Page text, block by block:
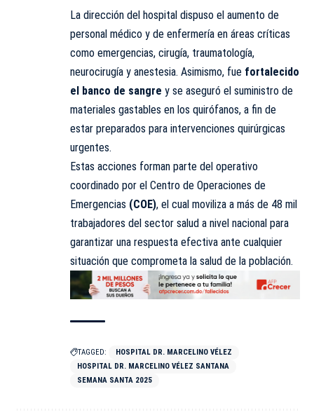
La dirección del hospital dispuso el aumento de
personal médico y de enfermería en áreas críticas
como emergencias, cirugía, traumatología,
neurocirugía y anestesia. Asimismo, fue fortalecido
el banco de sangre y se aseguró el suministro de
materiales gastables en los quirófanos, a fin de
estar preparados para intervenciones quirúrgicas
urgentes.
Estas acciones forman parte del operativo
coordinado por el Centro de Operaciones de
Emergencias (COE), el cual moviliza a más de 48 mil
trabajadores del sector salud a nivel nacional para
garantizar una respuesta efectiva ante cualquier
situación que comprometa la salud de la población.
TAGGED:
HOSPITAL DR. MARCELINO VÉLEZ
HOSPITAL DR. MARCELINO VÉLEZ SANTANA
SEMANA SANTA 2025